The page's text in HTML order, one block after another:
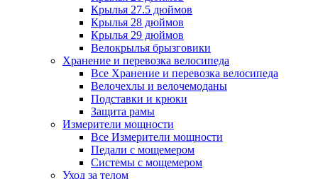
Крылья 27.5 дюймов
Крылья 28 дюймов
Крылья 29 дюймов
Велокрылья брызговики
Хранение и перевозка велосипеда
Все Хранение и перевозка велосипеда
Велочехлы и велочемоданы
Подставки и крюки
Защита рамы
Измерители мощности
Все Измерители мощности
Педали с мощемером
Системы с мощемером
Уход за телом